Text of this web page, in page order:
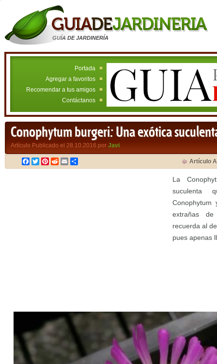
GUÍA DE JARDINERÍA
Portada
Agregar a favoritos
Recomendar a tus amigos
Contáctanos
Conophytum burgeri: Una exótica
Artículo Publicado el 28.10.2016 por Javi
Facebook
TwitterPinterest
RedditEmail Artículo
La
suculenta
extrañas
recuerda al
pues apenas